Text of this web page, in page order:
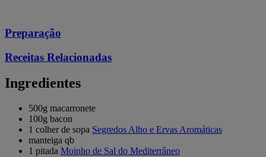
Preparação
Receitas Relacionadas
Ingredientes
500g macarronete
100g bacon
1 colher de sopa Segredos Alho e Ervas Aromáticas
manteiga qb
1 pitada Moinho de Sal do Mediterrâneo